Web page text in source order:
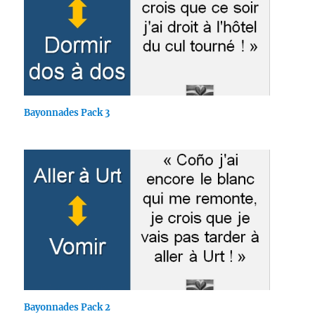
Bayonnades Pack 3
Bayonnades Pack 2